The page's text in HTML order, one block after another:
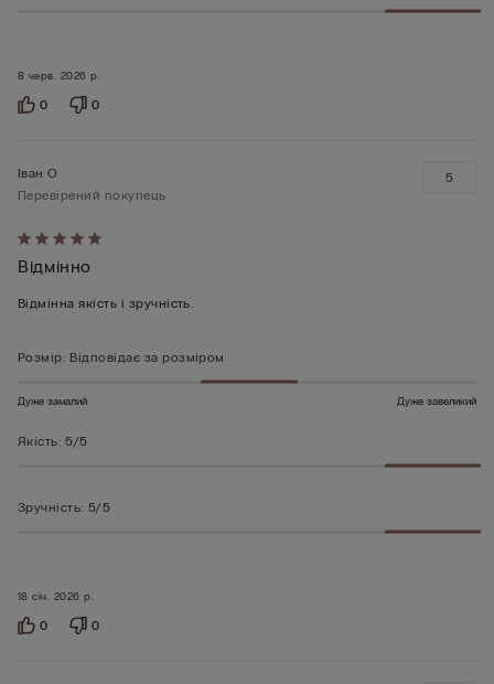
8 черв. 2026 р.
0 0
Оцінено
5
з
18 січ. 2026 р.
Іван О
Перевірений покупець
Відмінно
Відмінна якість і зручність.
5
Розмір: Відповідає за розміром
Дуже замалий Дуже завеликий
Якість: 5/5
Зручність: 5/5
0 0